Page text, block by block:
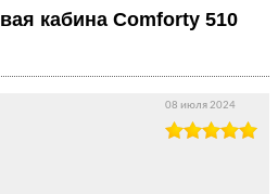
кабина Comforty 510
08 июля 2024